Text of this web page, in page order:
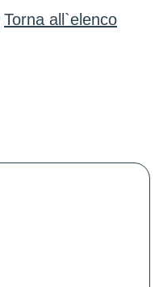
Torna all`elenco